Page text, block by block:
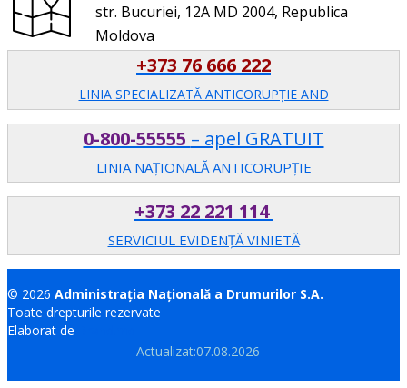
str. Bucuriei, 12A MD 2004, Republica
Moldova
+373 76 666 222
LINIA SPECIALIZATĂ ANTICORUPŢIE AND
0-800-55555 – apel GRATUIT
LINIA NAȚIONALĂ ANTICORUPȚIE
+373 22 221 114
SERVICIUL EVIDENȚĂ VINIETĂ
© 2026 Administrația Națională a Drumurilor S.A.
Toate drepturile rezervate
Elaborat de
Actualizat:07.08.2026